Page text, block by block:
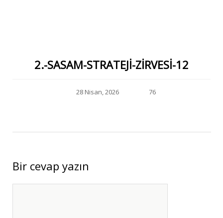
2.-SASAM-STRATEJI-ZIRVESI-12
28 Nisan, 2026 76
Bir cevap yazın